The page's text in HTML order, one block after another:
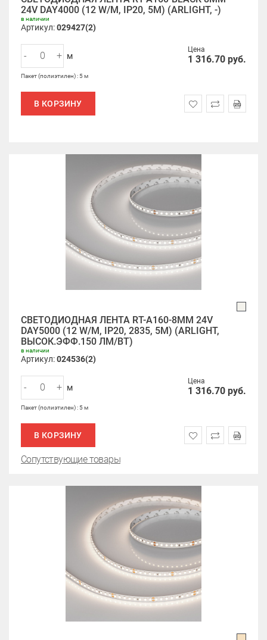
24V DAY4000 (12 W/M, IP20, 5M) (ARLIGHT, -)
в наличии
Артикул:029427(2)
Цена
1 316.70 руб.
- + м
Пакет (полиэтилен) : 5 м
В КОРЗИНУ
СВЕТОДИОДНАЯ ЛЕНТА RT-A160-8MM 24V
DAY5000 (12 W/M, IP20, 2835, 5M) (ARLIGHT,
ВЫСОК.ЭФФ.150 ЛМ/ВТ)
в наличии
Артикул:024536(2)
Цена
1 316.70 руб.
- + м
Пакет (полиэтилен) : 5 м
В КОРЗИНУ
Сопутствующие товары